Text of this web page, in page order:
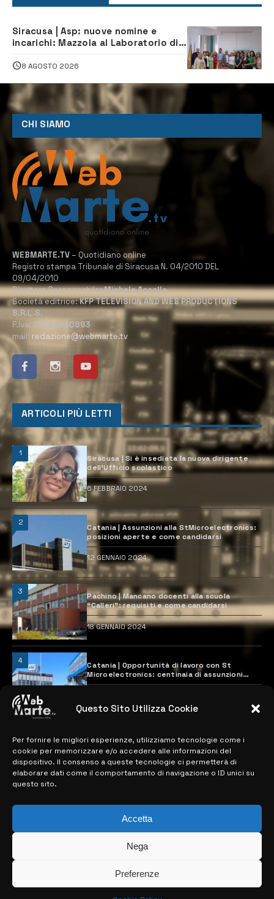
Questo Sito Utilizza Cookie
Per fornire le migliori esperienze, utilizziamo tecnologie come i
cookie per memorizzare e/o accedere alle informazioni del
dispositivo. Il consenso a queste tecnologie ci permetterà di
elaborare dati come il comportamento di navigazione o ID unici su
questo sito.
Accetta
Nega
Preferenze
Siracusa | Asp: nuove nomine e
incarichi: Mazzola al Laboratorio di
Servizio Legale
8 AGOSTO 2026
CHI SIAMO
WEBMARTE.TV – Quotidiano online
Registro stampa Tribunale di Siracusa N. 04/2010 DEL
09/04/2010
Direttore Responsabile:Michele Accolla
Società editrice:KFP TELEVISION AND WEB PRODUCTIONS
S.R.L.S.
P.Iva: 02184950893
mail: redazione@webmarte.tv
ARTICOLI PIÙ LETTI
1
Siracusa | Si è insediata la nuova dirigente
dell’Ufficio scolastico
6 FEBBRAIO 2024
2
Catania | Assunzioni alla StMicroelectronics:
posizioni aperte e come candidarsi
12 GENNAIO 2024
3
Pachino | Mancano docenti alla scuola
“Calleri”: requisiti e come candidarsi
18 GENNAIO 2024
4
Catania | Opportunità di lavoro con St
Microelectronics: centinaia di assunzioni
previste
MAPPA DEL SITO
> NOTIZIE